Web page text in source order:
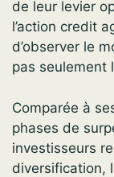
de leur levier
l’action credit
d’observer le
pas seulement
Comparée à
phases de
investisseurs
diversification,